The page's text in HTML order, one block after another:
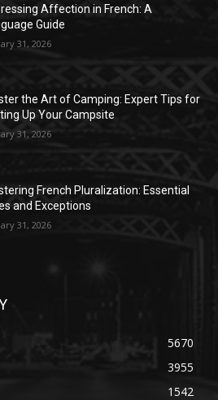
Affection in French: A
Guide
31, 2026
the Art of Camping: Expert Tips for
Up Your Campsite
31, 2026
French Pluralization: Essential
and Exceptions
31, 2026
5670
3955
1542